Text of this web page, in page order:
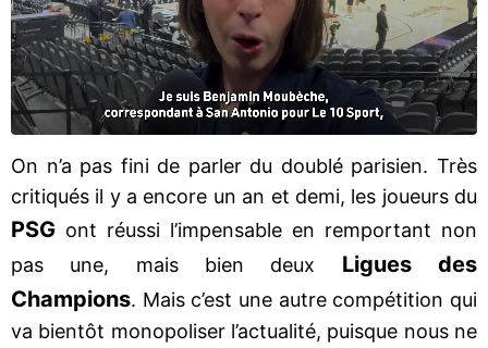
On n’a pas fini de parler du doublé parisien. Très
critiqués il y a encore un an et demi, les joueurs du
PSG ont réussi l’impensable en remportant non
pas une, mais bien deux Ligues des
Champions. Mais c’est une autre compétition qui
va bientôt monopoliser l’actualité, puisque nous ne